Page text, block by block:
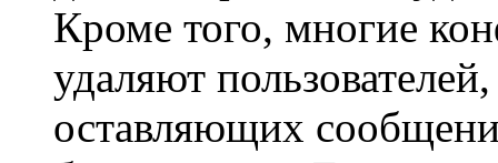
Кроме того, многие
удаляют
оставляющих